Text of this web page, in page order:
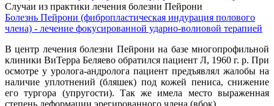
Случаи из практики лечения болезни Пейрони
Болезнь Пейрони (фибропластическая индурация полового
члена) - лечение фокусированной ударно-волновой терапией
В центр лечения болезни Пейрони на базе многопрофильной
клиники ВиТерра Беляево обратился пациент Л, 1960 г. р. При
осмотре у уролога-андролога пациент предъявлял жалобы на
наличие уплотнений (бляшек) под кожей пениса, снижение
его тургора (упругости). Так же имела место выраженная
степень деформации эрегированного члена (вбок).